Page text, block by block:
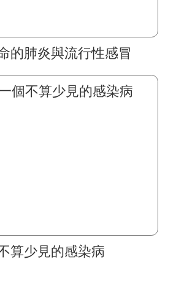
的肺炎與流行性感冒
算少見的感染病